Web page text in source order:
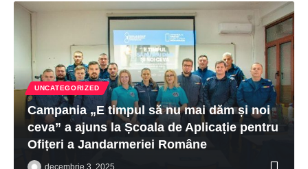
UNCATEGORIZED
Campania „E timpul să nu mai dăm și noi
ceva” a ajuns la Școala de Aplicație pentru
Ofițeri a Jandarmeriei Române
decembrie 3, 2025